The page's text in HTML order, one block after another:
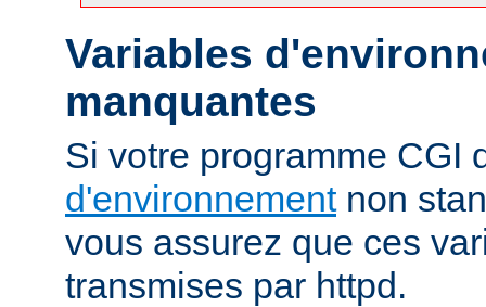
Variables
manquantes
Si votre programme CGI
d'environnementnon
vous assurez que ces
transmises par httpd.